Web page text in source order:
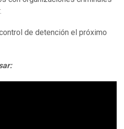
de detención el próximo